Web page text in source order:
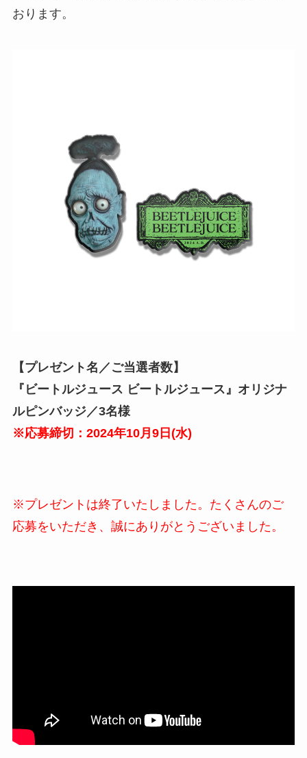
おります。
【プレゼント名／ご当選者数】
『ビートルジュース ビートルジュース』オリジナ
ルピンバッジ／3名様
※応募締切：2024年10月 9日 (水)
※プレゼントは終了いたしました。たくさんのご
応募をいただき、誠にありがとうございました。